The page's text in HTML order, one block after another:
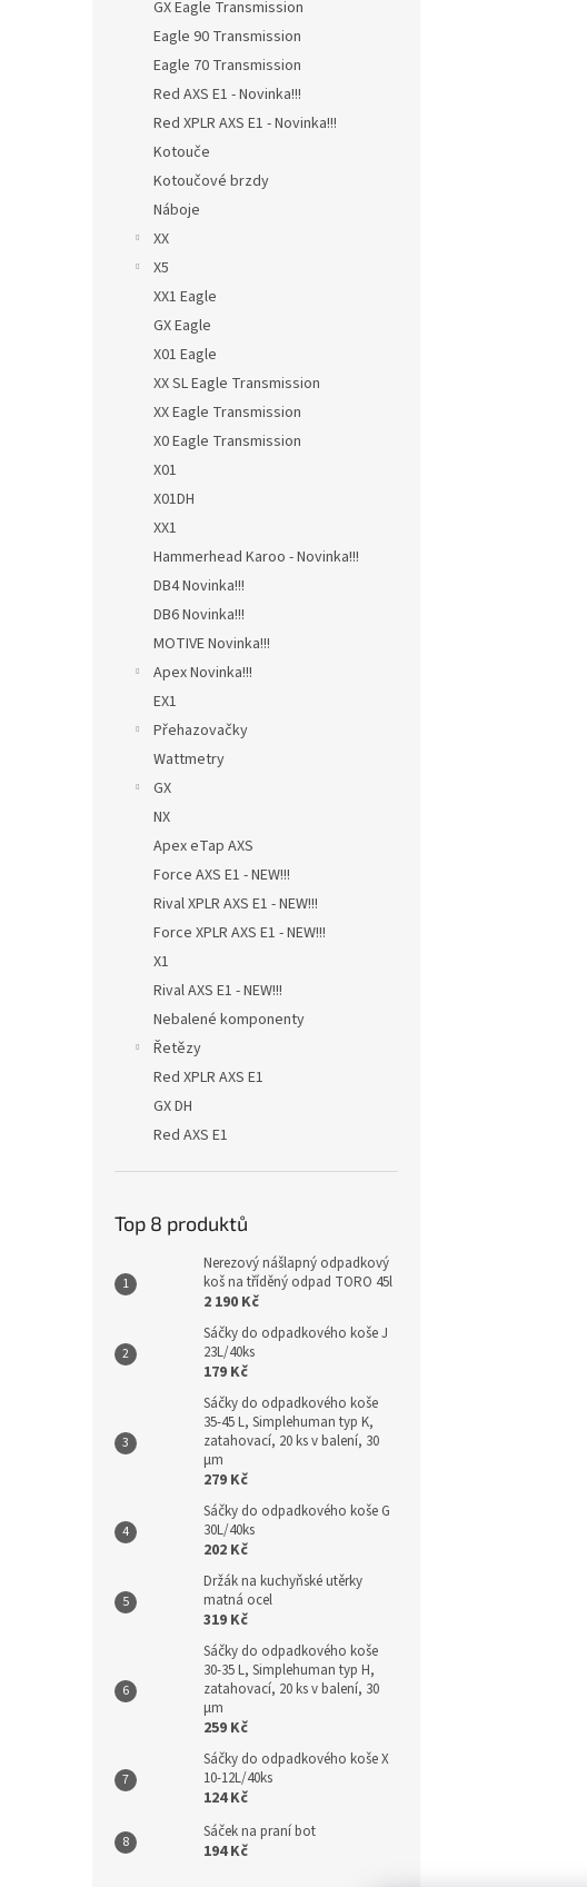
GX Eagle Transmission
Eagle 90 Transmission
Eagle 70 Transmission
Red AXS E1 - Novinka!!!
Red XPLR AXS E1 - Novinka!!!
Kotouče
Kotoučové brzdy
Náboje
XX
X5
XX1 Eagle
GX Eagle
X01 Eagle
XX SL Eagle Transmission
XX Eagle Transmission
X0 Eagle Transmission
X01
X01DH
XX1
Hammerhead Karoo - Novinka!!!
DB4 Novinka!!!
DB6 Novinka!!!
MOTIVE Novinka!!!
Apex Novinka!!!
EX1
Přehazovačky
Wattmetry
GX
NX
Apex eTap AXS
Force AXS E1 - NEW!!!
Rival XPLR AXS E1 - NEW!!!
Force XPLR AXS E1 - NEW!!!
X1
Rival AXS E1 - NEW!!!
Nebalené komponenty
Řetězy
Red XPLR AXS E1
GX DH
Red AXS E1
Top 8 produktů
Nerezový nášlapný odpadkový
koš na tříděný odpad TORO 45l
2 190 Kč
Sáčky do odpadkového koše J
23L/40ks
179 Kč
Sáčky do odpadkového koše
35-45 L, Simplehuman typ K,
zatahovací, 20 ks v balení, 30
µm
279 Kč
Sáčky do odpadkového koše G
30L/40ks
202 Kč
Držák na kuchyňské utěrky
matná ocel
319 Kč
Sáčky do odpadkového koše
30-35 L, Simplehuman typ H,
zatahovací, 20 ks v balení, 30
µm
259 Kč
Sáčky do odpadkového koše X
10-12L/40ks
124 Kč
Sáček na praní bot
194 Kč